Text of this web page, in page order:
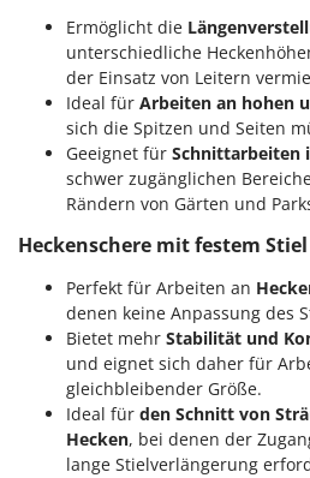
Ermöglicht die
unterschiedliche
der Einsatz von Leitern
Ideal für Arbeiten an hohen
sich die Spitzen und Seiten
Geeignet für Schnittarbeiten
schwer zugänglichen
Rändern von Gärten und
Heckenschere mit festem Stiel
Perfekt für Arbeiten an
denen keine Anpassung des
Bietet mehr Stabilität und
und eignet sich daher für
gleichbleibender Größe.
Ideal für den Schnitt von
Hecken, bei denen der
lange Stielverlängerung